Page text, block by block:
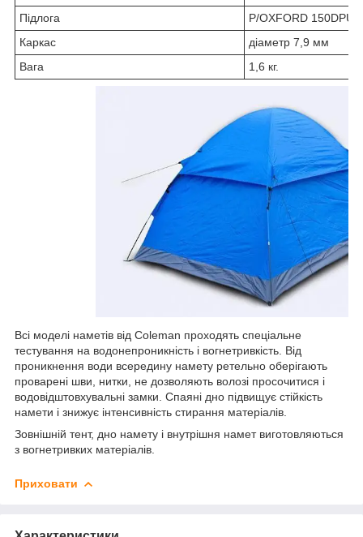
Підлога
P/OXFORD 150DPU
Каркас
діаметр 7,9 мм
Вага
1,6 кг.
Всі моделі наметів від Coleman проходять спеціальне
тестування на водонепроникність і вогнетривкість. Від
проникнення води всередину намету ретельно оберігають
проварені шви, нитки, не дозволяють волозі просочитися і
водовідштовхувальні замки. Спаяні дно підвищує стійкість
намети і знижує інтенсивність стирання матеріалів.
Зовнішній тент, дно намету і внутрішня намет виготовляються
з вогнетривких матеріалів.
Приховати